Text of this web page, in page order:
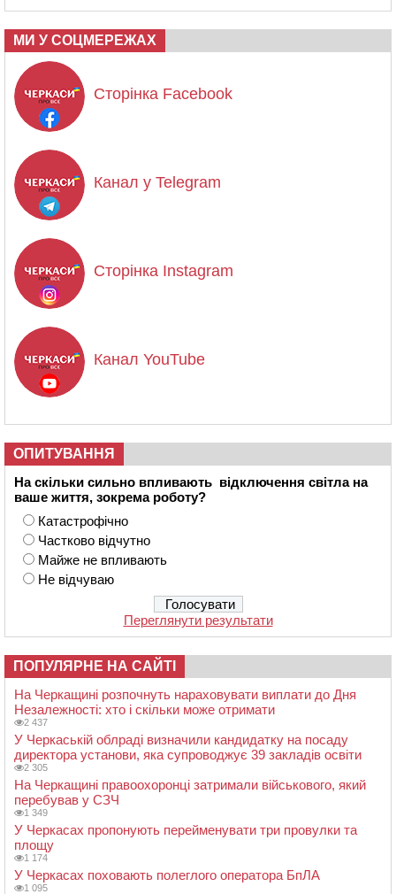
МИ У СОЦМЕРЕЖАХ
Сторінка Facebook
Канал у Telegram
Сторінка Instagram
Канал YouTube
ОПИТУВАННЯ
На скільки сильно впливають відключення світла на
ваше життя, зокрема роботу?
Катастрофічно
Частково відчутно
Майже не впливають
Не відчуваю
Переглянути результати
ПОПУЛЯРНЕ НА САЙТІ
На Черкащині розпочнуть нараховувати виплати до Дня
Незалежності: хто і скільки може отримати
2 437
У Черкаській облраді визначили кандидатку на посаду
директора установи, яка супроводжує 39 закладів освіти
2 305
На Черкащині правоохоронці затримали військового, який
перебував у СЗЧ
1 349
У Черкасах пропонують перейменувати три провулки та
площу
1 174
У Черкасах поховають полеглого оператора БпЛА
1 095